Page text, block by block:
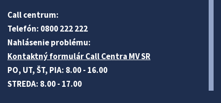
Call centrum:
Telefón: 0800 222 222
Nahlásenie problému:
Kontaktný formulár Call Centra MV SR
PO, UT, ŠT, PIA: 8.00 - 16.00
STREDA: 8.00 - 17.00